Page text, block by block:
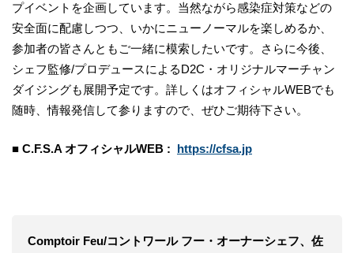
プイベントを企画しています。当然ながら感染症対策などの
安全面に配慮しつつ、いかにニューノーマルを楽しめるか、
参加者の皆さんともご一緒に模索したいです。さらに今後、
シェフ監修/プロデュースによるD2C・オリジナルマーチャン
ダイジングも展開予定です。詳しくはオフィシャルWEBでも
随時、情報発信して参りますので、ぜひご期待下さい。
■ C.F.S.A オフィシャルWEB : https://cfsa.jp
Comptoir Feu/コントワール フー・オーナーシェフ、佐